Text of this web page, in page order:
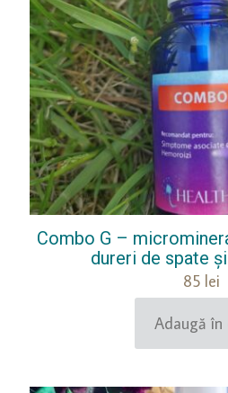
Combo G –
dureri de spate
85 lei
Adaugă în